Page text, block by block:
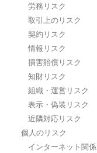
労務リスク
取引上のリスク
契約リスク
情報リスク
損害賠償リスク
知財リスク
組織・運営リスク
表示・偽装リスク
近隣対応リスク
個人のリスク
インターネット関係